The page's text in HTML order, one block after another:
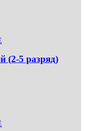
(2-5 разряд)